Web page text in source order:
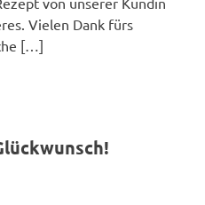
Vielen Dank fürs
[…]